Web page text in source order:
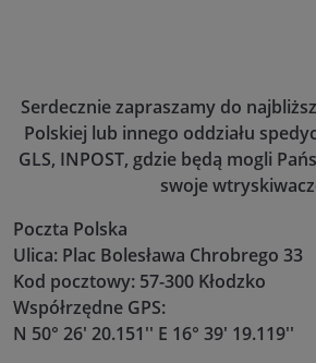
Serdecznie zapraszamy do
Polskiej lub innego oddziału
GLS, INPOST, gdzie będą mogli
swoje
Poczta Polska
Ulica: Plac Bolesława Chrobrego 33
Kod pocztowy: 57-300 Kłodzko
Współrzędne GPS:
N 50° 26' 20.151'' E 16° 39' 19.119''